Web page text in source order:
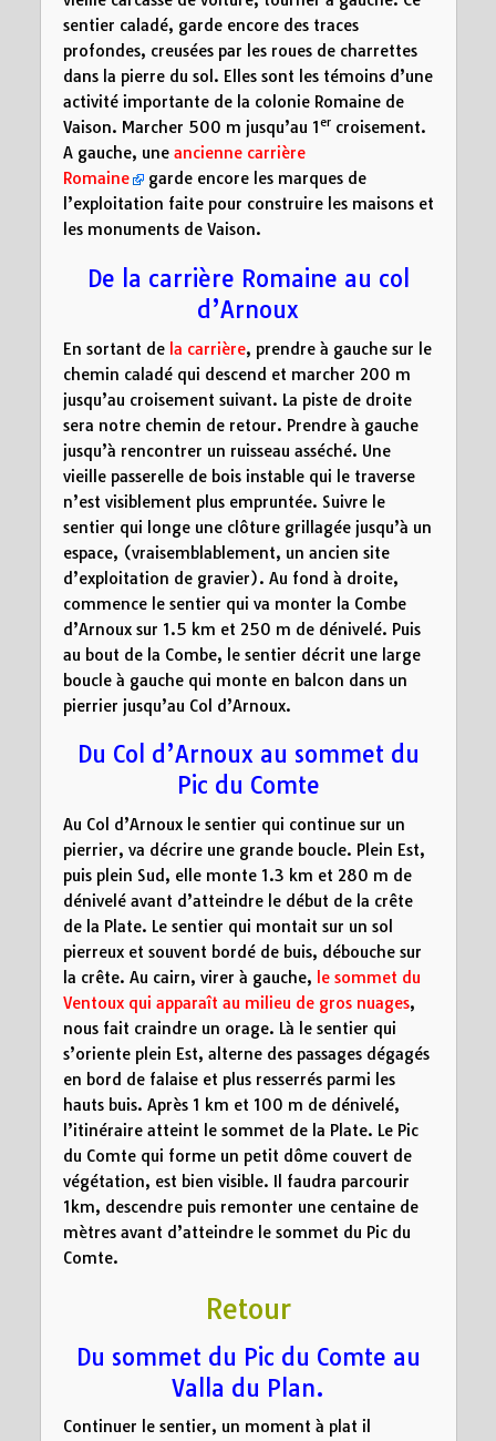
sentier caladé, garde encore des traces
profondes, creusées par les roues de charrettes
dans la pierre du sol. Elles sont les témoins d’une
activité importante de la colonie Romaine de
Vaison. Marcher 500 m jusqu’au 1ercroisement.
A gauche, une ancienne carrière
Romaine
garde encore les marques de
l’exploitation faite pour construire les maisons et
les monuments de Vaison.
De la carrière Romaine au col
d’Arnoux
En sortant de la carrière, prendre à gauche sur le
chemin caladé qui descend et marcher 200 m
jusqu’au croisement suivant. La piste de droite
sera notre chemin de retour. Prendre à gauche
jusqu’à rencontrer un ruisseau asséché. Une
vieille passerelle de bois instable qui le traverse
n’est visiblement plus empruntée. Suivre le
sentier qui longe une clôture grillagée jusqu’à un
espace, (vraisemblablement, un ancien site
d’exploitation de gravier). Au fond à droite,
commence le sentier qui va monter la Combe
d’Arnoux sur 1.5 km et 250 m de dénivelé. Puis
au bout de la Combe, le sentier décrit une large
boucle à gauche qui monte en balcon dans un
pierrier jusqu’au Col d’Arnoux.
Du Col d’Arnoux au sommet du
Pic du Comte
Au Col d’Arnoux le sentier qui continue sur un
pierrier, va décrire une grande boucle. Plein Est,
puis plein Sud, elle monte 1.3 km et 280 m de
dénivelé avant d’atteindre le début de la crête
de la Plate. Le sentier qui montait sur un sol
pierreux et souvent bordé de buis, débouche sur
la crête. Au cairn, virer à gauche, le sommet du
Ventoux qui apparaît au milieu de gros nuages,
nous fait craindre un orage. Là le sentier qui
s’oriente plein Est, alterne des passages dégagés
en bord de falaise et plus resserrés parmi les
hauts buis. Après 1 km et 100 m de dénivelé,
l’itinéraire atteint le sommet de la Plate. Le Pic
du Comte qui forme un petit dôme couvert de
végétation, est bien visible. Il faudra parcourir
1km, descendre puis remonter une centaine de
mètres avant d’atteindre le sommet du Pic du
Comte.
Retour
Du sommet du Pic du Comte au
Valla du Plan.
Continuer le sentier, un moment à plat il